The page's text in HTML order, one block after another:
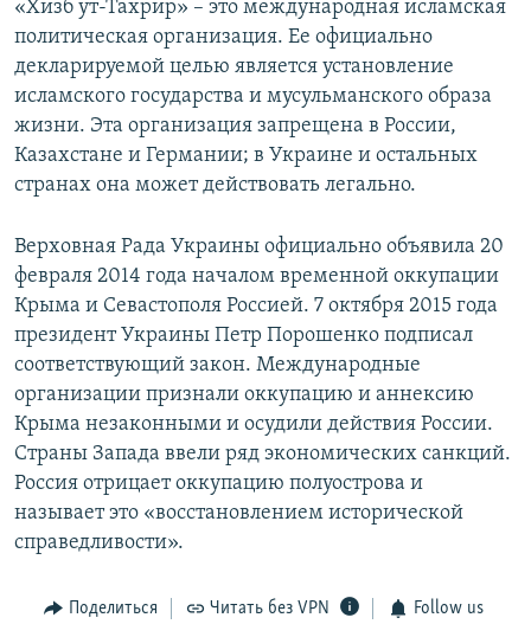
«Хизб ут-Тахрир» – это международная исламская
политическая организация. Ее официально
декларируемой целью является установление
исламского государства и мусульманского образа
жизни. Эта организация запрещена в России,
Казахстане и Германии; в Украине и остальных
странах она может действовать легально.
Верховная Рада Украины официально объявила 20
февраля 2014 года началом временной оккупации
Крыма и Севастополя Россией. 7 октября 2015 года
президент Украины Петр Порошенко подписал
соответствующий закон. Международные
организации признали оккупацию и аннексию
Крыма незаконными и осудили действия России.
Страны Запада ввели ряд экономических санкций.
Россия отрицает оккупацию полуострова и
называет это «восстановлением исторической
справедливости».
Поделиться Читать без VPN Follow us